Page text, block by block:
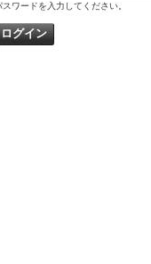
スワードを入力してください。